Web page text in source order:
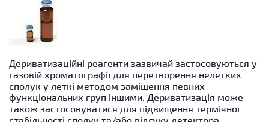
Дериватизаційні реагенти зазвичай застосовуються у
газовій хроматографії для перетворення нелетких
сполук у леткі методом заміщення певних
функціональних груп іншими. Дериватизація може
також застосовуватися для підвищення термічної